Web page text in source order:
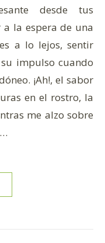
desde tus
la espera de una
a lo lejos, sentir
impulso cuando
¡Ah!, el sabor
en el rostro, la
me alzo sobre